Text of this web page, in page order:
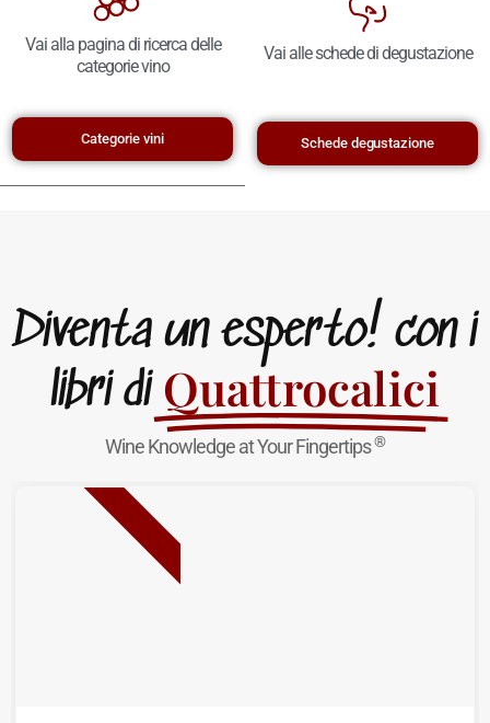
Vai alla pagina di ricerca delle
categorie vino
Categorie vini
Vai alle schede di degustazione
Schede degustazione
Diventa un esperto! con i
libri di Quattrocalici
Wine Knowledge at Your Fingertips®
NUOVA USCITA